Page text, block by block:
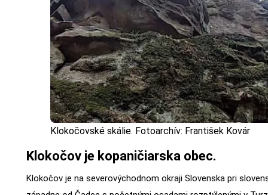
Klokočovské skálie. Fotoarchív: František Kovár
Klokočov je kopaničiarska obec.
Klokočov je na severovýchodnom okraji Slovenska pri